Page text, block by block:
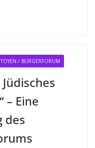
/ BÜRGERFORUM
– Eine
des